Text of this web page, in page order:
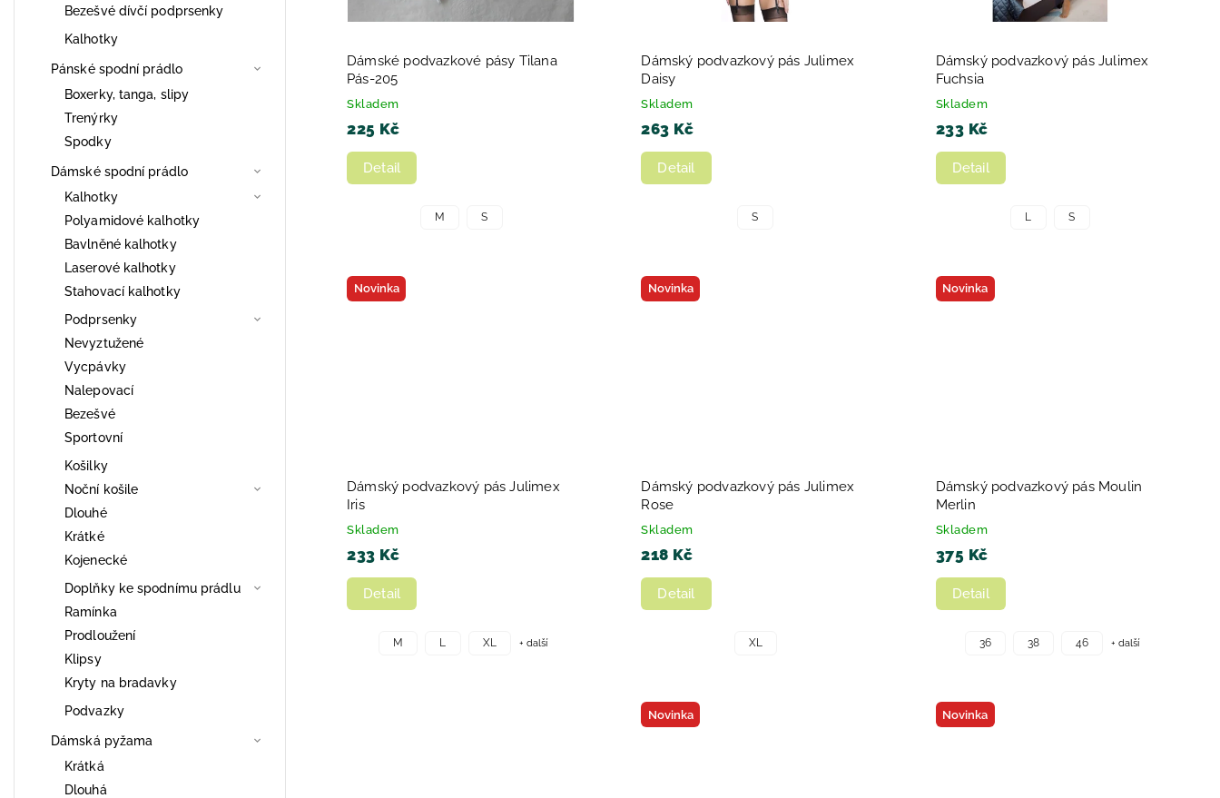
Bezešvé dívčí podprsenky
Kalhotky
Pánské spodní prádlo
Boxerky, tanga, slipy
Trenýrky
Spodky
Dámské spodní prádlo
Kalhotky
Polyamidové kalhotky
Bavlněné kalhotky
Laserové kalhotky
Stahovací kalhotky
Podprsenky
Nevyztužené
Vycpávky
Nalepovací
Bezešvé
Sportovní
Košilky
Noční košile
Dlouhé
Krátké
Kojenecké
Doplňky ke spodnímu prádlu
Ramínka
Prodloužení
Klipsy
Kryty na bradavky
Podvazky
Dámská pyžama
Krátká
Dlouhá
Dámské podvazkové pásy Tilana
Pás-205
Skladem
225 Kč
Detail
M S
Dámský podvazkový pás Julimex
Daisy
Skladem
263 Kč
Detail
S
Dámský podvazkový pás Julimex
Fuchsia
Skladem
233 Kč
Detail
L S
Novinka
Dámský podvazkový pás Julimex
Iris
Skladem
233 Kč
Detail
M L XL + další
Novinka
Dámský podvazkový pás Julimex
Rose
Skladem
218 Kč
Detail
XL
Novinka
Dámský podvazkový pás Moulin
Merlin
Skladem
375 Kč
Detail
36 38 46 + další
Novinka Novinka